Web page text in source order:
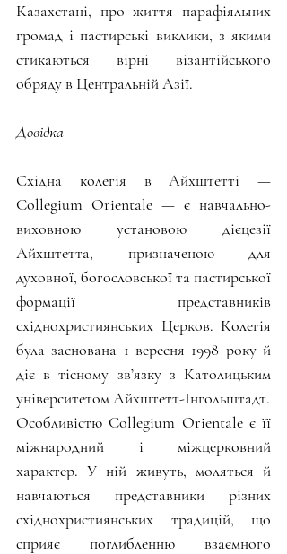
Казахстані, про життя парафіяльних
громад і пастирські виклики, з якими
стикаються вірні візантійського
обряду в Центральній Азії.
Довідка
Східна колегія в Айхштетті —
Collegium Orientale — є навчально-
виховною установою дієцезії
Айхштетта, призначеною для
духовної, богословської та пастирської
формації представників
східнохристиянських Церков. Колегія
була заснована 1 вересня 1998 року й
діє в тісному зв’язку з Католицьким
університетом Айхштетт-Інгольштадт.
Особливістю Collegium Orientale є її
міжнародний і міжцерковний
характер. У ній живуть, моляться й
навчаються представники різних
східнохристиянських традицій, що
сприяє поглибленню взаємного